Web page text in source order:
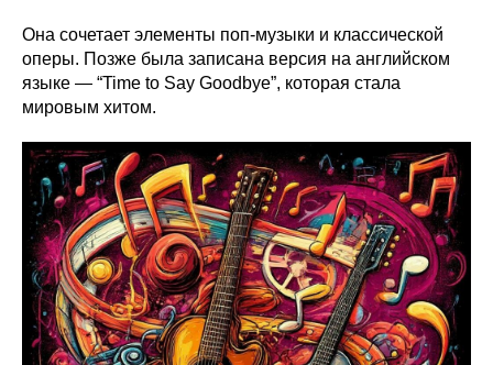
Она сочетает элементы поп-музыки и классической
оперы. Позже была записана версия на английском
языке — “Time to Say Goodbye”, которая стала
мировым хитом.